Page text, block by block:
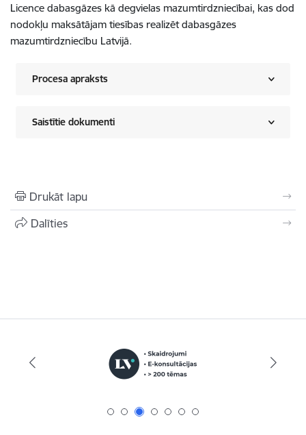
Licence dabasgāzes kā degvielas mazumtirdzniecībai, kas dod
nodokļu maksātājam tiesības realizēt dabasgāzes
mazumtirdzniecību Latvijā.
Procesa apraksts
Saistītie dokumenti
Drukāt lapu
Dalīties